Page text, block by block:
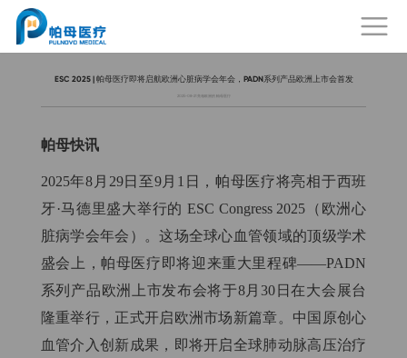
ESC 2025 | 帕母医疗即将启航欧洲心脏病学会年会，PADN系列产品欧洲上市会首发
2025-08-21 亮相欧洲的 帕母医疗
帕母快讯
2025年8月29日至9月1日，帕母医疗将亮相于西班
牙·马德里盛大举行的 ESC Congress 2025（欧洲心
脏病学会年会）。这场全球心血管领域的顶级学术
盛会上，帕母医疗即将迎来重大里程碑——PADN
系列产品欧洲上市发布会将于8月30日在大会展台
隆重举行，正式开启欧洲市场新篇章。中国原创心
血管介入创新成果，即将开启全球肺动脉高压治疗